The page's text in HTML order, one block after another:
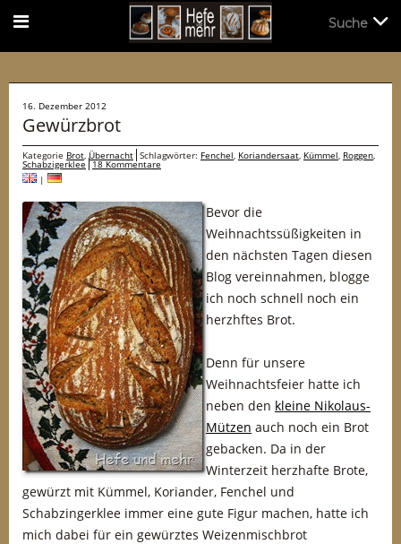
16. Dezember 2012
Gewürzbrot
Kategorie Brot, Übernacht Schlagwörter: Fenchel, Koriandersaat, Kümmel, Roggen,
Schabzigerklee 18 Kommentare
|
Bevor die
Weihnachtssüßigkeiten in
den nächsten Tagen diesen
Blog vereinnahmen, blogge
ich noch schnell noch ein
herzhftes Brot.
Denn für unsere
Weihnachtsfeier hatte ich
neben den kleine Nikolaus-
Mützen auch noch ein Brot
gebacken. Da in der
Winterzeit herzhafte Brote,
gewürzt mit Kümmel, Koriander, Fenchel und
Schabzingerklee immer eine gute Figur machen, hatte ich
mich dabei für ein gewürztes Weizenmischbrot
Suche
Suche